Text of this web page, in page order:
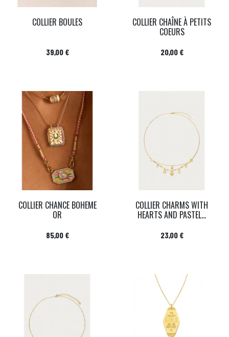
COLLIER BOULES
Prix
39,00 €
COLLIER CHAÎNE À PETITS
COEURS
Prix
20,00 €
COLLIER CHANCE BOHEME
OR
Prix
85,00 €
COLLIER CHARMS WITH
HEARTS AND PASTEL...
Prix
23,00 €